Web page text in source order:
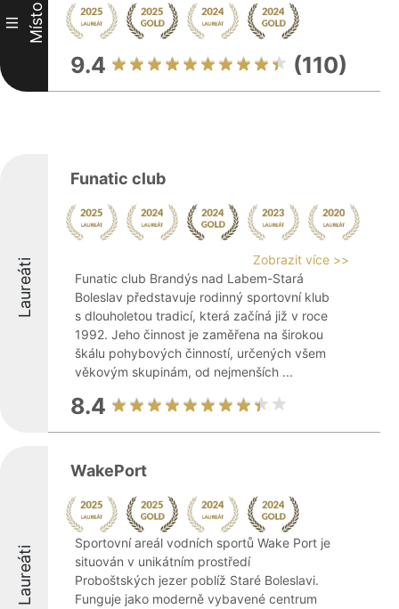
III Místo
9.4 (110)
Laureáti
Funatic club
Zobrazit více >>
Funatic club Brandýs nad Labem-Stará
Boleslav představuje rodinný sportovní klub
s dlouholetou tradicí, která začíná již v roce
1992. Jeho činnost je zaměřena na širokou
škálu pohybových činností, určených všem
věkovým skupinám, od nejmenších ...
8.4
Laureáti
WakePort
Sportovní areál vodních sportů Wake Port je
situován v unikátním prostředí
Proboštských jezer poblíž Staré Boleslavi.
Funguje jako moderně vybavené centrum